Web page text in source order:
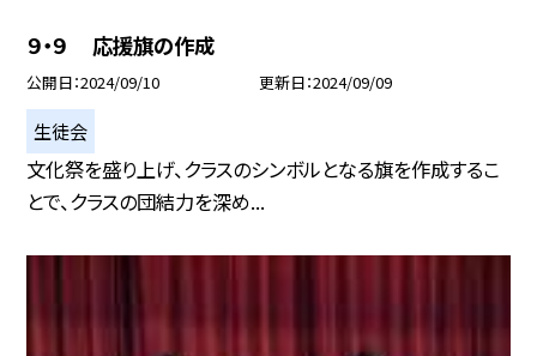
９・９ 応援旗の作成
公開日 2024/09/10 更新日 2024/09/09
生徒会
文化祭を盛り上げ、クラスのシンボルとなる旗を作成するこ
とで、クラスの団結力を深め...